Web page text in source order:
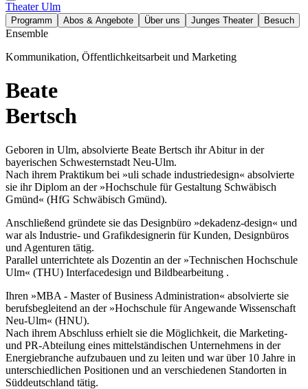
Theater Ulm
Programm Abos & Angebote Über uns Junges Theater Besuch
Ensemble
Kommunikation, Öffentlichkeitsarbeit und Marketing
Beate
Bertsch
Geboren in Ulm, absolvierte Beate Bertsch ihr Abitur in der
bayerischen Schwesternstadt Neu-Ulm.
Nach ihrem Praktikum bei »uli schade industriedesign« absolvierte
sie ihr Diplom an der »Hochschule für Gestaltung Schwäbisch
Gmünd« (HfG Schwäbisch Gmünd).
Anschließend gründete sie das Designbüro »dekadenz-design« und
war als Industrie- und Grafikdesignerin für Kunden, Designbüros
und Agenturen tätig.
Parallel unterrichtete als Dozentin an der »Technischen Hochschule
Ulm« (THU) Interfacedesign und Bildbearbeitung .
Ihren »MBA - Master of Business Administration« absolvierte sie
berufsbegleitend an der »Hochschule für Angewande Wissenschaft
Neu-Ulm« (HNU).
Nach ihrem Abschluss erhielt sie die Möglichkeit, die Marketing-
und PR-Abteilung eines mittelständischen Unternehmens in der
Energiebranche aufzubauen und zu leiten und war über 10 Jahre in
unterschiedlichen Positionen und an verschiedenen Standorten in
Süddeutschland tätig.